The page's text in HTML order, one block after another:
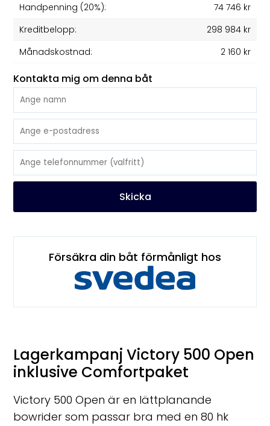
Handpenning (20%):
74 746 kr
Kreditbelopp:
298 984 kr
Månadskostnad:
2 160 kr
Kontakta mig om denna båt
Skicka
Försäkra din båt förmånligt hos
Lagerkampanj Victory 500 Open
inklusive Comfortpaket
Victory 500 Open är en lättplanande
bowrider som passar bra med en 80 hk